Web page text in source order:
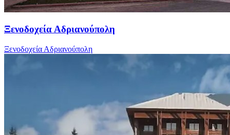
Ξενοδοχεία Αδριανούπολη
Ξενοδοχεία Αδριανούπολη